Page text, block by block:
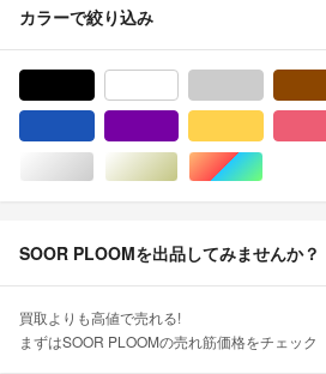
カラーで絞り込み
シルバー/銀色系ゴールド/金色系マルチカ
SOOR PLOOMを出品してみませんか？
買取よりも高値で売れる!
まずはSOOR PLOOMの売れ筋価格をチェック